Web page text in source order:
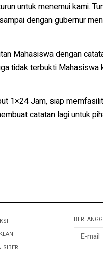
untuk menemui kami.
dengan gubernur
Mahasiswa dengan
tidak terbukti
1×24 Jam, siap
catatan lagi untuk
SIBER